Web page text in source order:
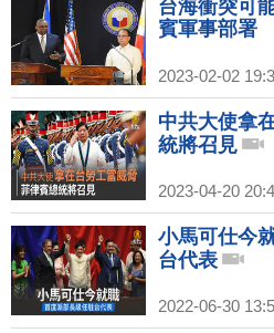
台海衝突可
賓軍事部署
2023-02-02
中共大使拿
統將召見
2023-04-20
小馬可仕今
台代表
2022-06-30